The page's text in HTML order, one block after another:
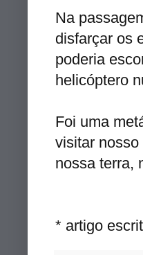
Na
disfarçar os
poderia
helicóptero
Foi uma
visitar
nossa terra,
* artigo